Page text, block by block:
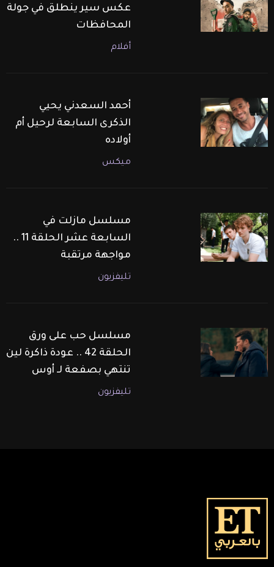
عكس سير ينطلق في جولة
المحافظات
أفلام
أحمد السعدني يحيي
الذكرى السابعة لرحيل أم
أولاده
ميكس
مسلسل مازلت في
السابعة عشر الحلقة 11 ..
مواجهة مرتقبة
تليفزيون
مسلسل حب على ورق
الحلقة 42 .. عودة ذاكرة لين
تنتهي بصفعة لـ أوس
تليفزيون